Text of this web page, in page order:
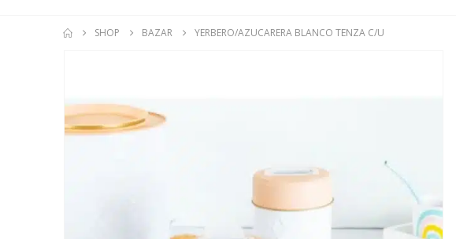
SHOP BAZAR YERBERO/AZUCARERA BLANCO TENZA C/U